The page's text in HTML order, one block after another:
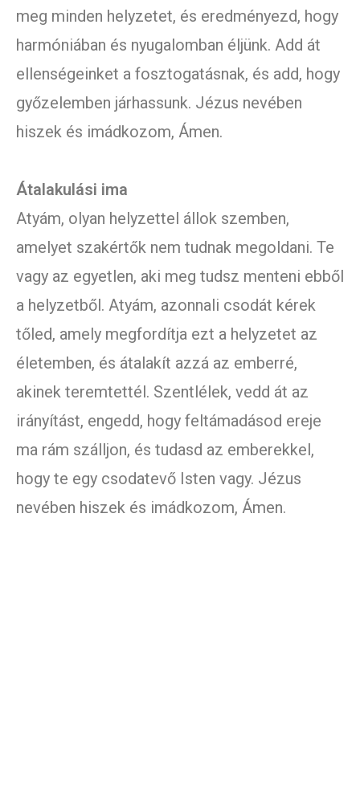
meg minden helyzetet, és eredményezd, hogy
harmóniában és nyugalomban éljünk. Add át
ellenségeinket a fosztogatásnak, és add, hogy
győzelemben járhassunk. Jézus nevében
hiszek és imádkozom, Ámen.
Átalakulási ima
Atyám, olyan helyzettel állok szemben,
amelyet szakértők nem tudnak megoldani. Te
vagy az egyetlen, aki meg tudsz menteni ebből
a helyzetből. Atyám, azonnali csodát kérek
tőled, amely megfordítja ezt a helyzetet az
életemben, és átalakít azzá az emberré,
akinek teremtettél. Szentlélek, vedd át az
irányítást, engedd, hogy feltámadásod ereje
ma rám szálljon, és tudasd az emberekkel,
hogy te egy csodatevő Isten vagy. Jézus
nevében hiszek és imádkozom, Ámen.